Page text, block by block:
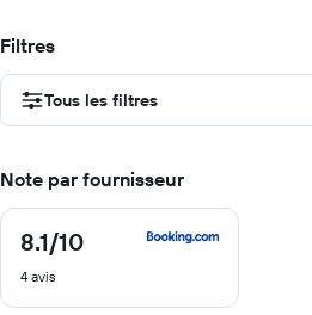
Filtres
Tous les filtres
Note par fournisseur
8.1/10
8.1
10
4 avis